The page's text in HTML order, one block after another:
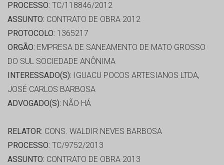
PROCESSO: TC/118846/2012
ASSUNTO: CONTRATO DE OBRA 2012
PROTOCOLO: 1365217
ORGÃO: EMPRESA DE SANEAMENTO DE MATO GROSSO
DO SUL SOCIEDADE ANÔNIMA
INTERESSADO(S): IGUACU POCOS ARTESIANOS LTDA,
JOSÉ CARLOS BARBOSA
ADVOGADO(S): NÃO HÁ
RELATOR: CONS. WALDIR NEVES BARBOSA
PROCESSO: TC/9752/2013
ASSUNTO: CONTRATO DE OBRA 2013